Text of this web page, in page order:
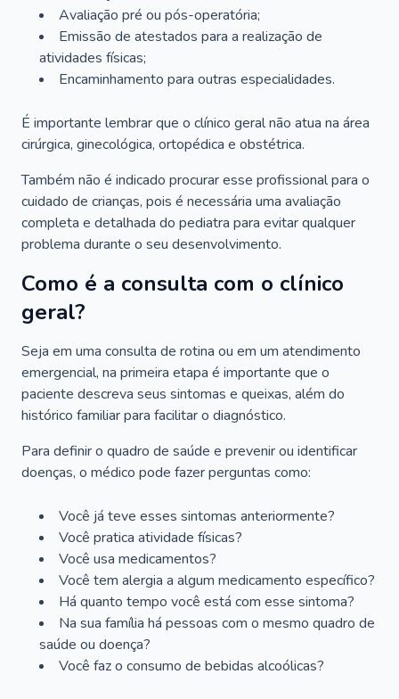
Avaliação pré ou pós-operatória;
Emissão de atestados para a realização de
atividades físicas;
Encaminhamento para outras especialidades.
É importante lembrar que o clínico geral não atua na área
cirúrgica, ginecológica, ortopédica e obstétrica.
Também não é indicado procurar esse profissional para o
cuidado de crianças, pois é necessária uma avaliação
completa e detalhada do pediatra para evitar qualquer
problema durante o seu desenvolvimento.
Como é a consulta com o clínico
geral?
Seja em uma consulta de rotina ou em um atendimento
emergencial, na primeira etapa é importante que o
paciente descreva seus sintomas e queixas, além do
histórico familiar para facilitar o diagnóstico.
Para definir o quadro de saúde e prevenir ou identificar
doenças, o médico pode fazer perguntas como:
Você já teve esses sintomas anteriormente?
Você pratica atividade físicas?
Você usa medicamentos?
Você tem alergia a algum medicamento específico?
Há quanto tempo você está com esse sintoma?
Na sua família há pessoas com o mesmo quadro de
saúde ou doença?
Você faz o consumo de bebidas alcoólicas?